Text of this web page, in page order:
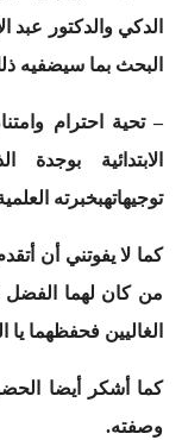
الدكي والدكتور عبد
البحث بما سيضفيه
– تحية احترام
الابتدائية
توجيهاتهبخبرته
كما لا يفوتني أن
من كان لهما الفضل
الغاليين فحفظهما يا
كما أشكر أيضا
وصفته.